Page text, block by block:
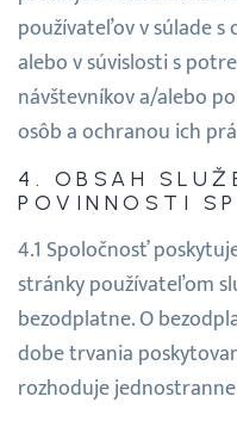
používateľov v súlade
alebo v súvislosti s
návštevníkov a/alebo
osôb a ochranou ich
OBSAH
POVINNOSTI
Spoločnosť
stránky používateľom
bezodplatne. O
dobe trvania
rozhoduje